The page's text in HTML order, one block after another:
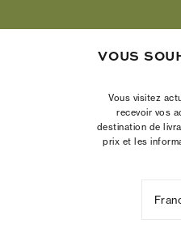
La Fondation
VOUS
Vous visitez
recevoir vos
destination de
prix et les